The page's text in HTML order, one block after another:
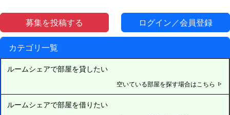
募集を投稿する ログイン／会員登録
カテゴリ一覧
ルームシェアで部屋を貸したい
空いている部屋を探す場合はこちら
ルームシェアで部屋を借りたい